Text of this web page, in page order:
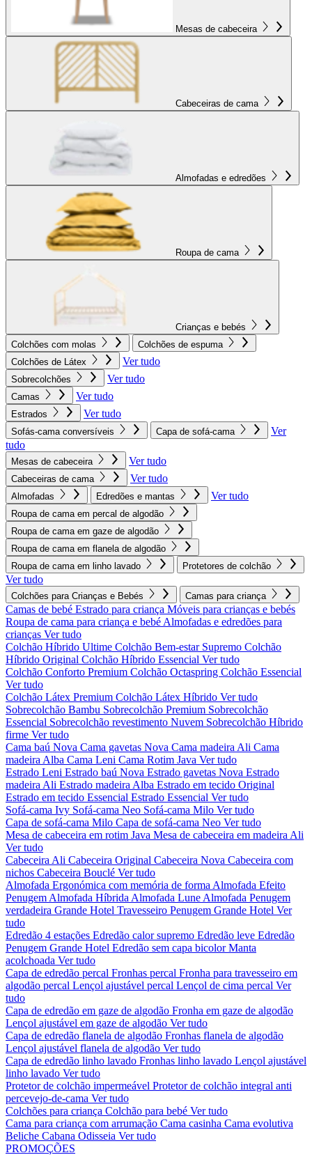
Mesas de cabeceira
Cabeceiras de cama
Almofadas e edredões
Roupa de cama
Crianças e bebés
Colchões com molas
Colchões de espuma
Colchões de Látex
Ver tudo
Sobrecolchões Ver tudo
Camas Ver tudo
Estrados Ver tudo
Sofás-cama conversíveis Capa de sofá-cama
Ver
tudo
Mesas de cabeceira Ver tudo
Cabeceiras de cama Ver tudo
Almofadas Edredões e mantas Ver tudo
Roupa de cama em percal de algodão
Roupa de cama em gaze de algodão
Roupa de cama em flanela de algodão
Roupa de cama em linho lavado
Protetores de colchão
Ver tudo
Colchões para Crianças e Bebés Camas para criança
Camas de bebé Estrado para criança Móveis para crianças e bebés
Roupa de cama para criança e bebé Almofadas e edredões para
crianças Ver tudo
Colchão Híbrido Ultime Colchão Bem-estar Supremo Colchão
Híbrido Original Colchão Híbrido Essencial Ver tudo
Colchão Conforto Premium Colchão Octaspring Colchão Essencial
Ver tudo
Colchão Látex Premium Colchão Látex Híbrido Ver tudo
Sobrecolchão Bambu Sobrecolchão Premium Sobrecolchão
Essencial Sobrecolchão revestimento Nuvem Sobrecolchão Híbrido
firme Ver tudo
Cama baú Nova Cama gavetas Nova Cama madeira Ali Cama
madeira Alba Cama Leni Cama Rotim Java Ver tudo
Estrado Leni Estrado baú Nova Estrado gavetas Nova Estrado
madeira Ali Estrado madeira Alba Estrado em tecido Original
Estrado em tecido Essencial Estrado Essencial Ver tudo
Sofá-cama Ivy Sofá-cama Neo Sofá-cama Milo Ver tudo
Capa de sofá-cama Milo Capa de sofá-cama Neo Ver tudo
Mesa de cabeceira em rotim Java Mesa de cabeceira em madeira Ali
Ver tudo
Cabeceira Ali Cabeceira Original Cabeceira Nova Cabeceira com
nichos Cabeceira Bouclé Ver tudo
Almofada Ergonómica com memória de forma Almofada Efeito
Penugem Almofada Híbrida Almofada Lune Almofada Penugem
verdadeira Grande Hotel Travesseiro Penugem Grande Hotel Ver
tudo
Edredão 4 estações Edredão calor supremo Edredão leve Edredão
Penugem Grande Hotel Edredão sem capa bicolorManta
acolchoada Ver tudo
Capa de edredão percal Fronhas percal Fronha para travesseiro em
algodão percal Lençol ajustável percal Lençol de cima percal Ver
tudo
Capa de edredão em gaze de algodão Fronha em gaze de algodão
Lençol ajustável em gaze de algodão Ver tudo
Capa de edredão flanela de algodão Fronhas flanela de algodão
Lençol ajustável flanela de algodão Ver tudo
Capa de edredão linho lavado Fronhas linho lavado Lençol ajustável
linho lavado Ver tudo
Protetor de colchão impermeável Protetor de colchão integral anti
percevejo-de-cama Ver tudo
Colchões para criança Colchão para bebé Ver tudo
Cama para criança com arrumação Cama casinha Cama evolutiva
Beliche Cabana Odisseia Ver tudo
PROMOÇÕES